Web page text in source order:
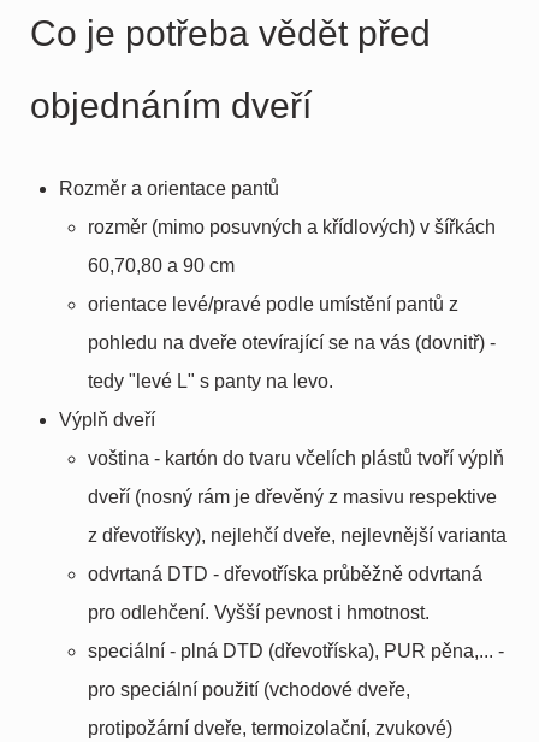
Co je potřeba vědět před
objednáním dveří
Rozměr a orientace pantů
rozměr (mimo posuvných a křídlových) v šířkách
60,70,80 a 90 cm
orientace levé/pravé podle umístění pantů z
pohledu na dveře otevírající se na vás (dovnitř) -
tedy "levé L" s panty na levo.
Výplň dveří
voština - kartón do tvaru včelích plástů tvoří výplň
dveří (nosný rám je dřevěný z masivu respektive
z dřevotřísky), nejlehčí dveře, nejlevnější varianta
odvrtaná DTD - dřevotříska průběžně odvrtaná
pro odlehčení. Vyšší pevnost i hmotnost.
speciální - plná DTD (dřevotříska), PUR pěna,... -
pro speciální použití (vchodové dveře,
protipožární dveře, termoizolační, zvukové)